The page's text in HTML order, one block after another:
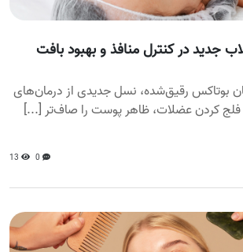
جدید در کنترل منافذ و بهبود بافت
بوتاکس رقیق‌شده، نسل جدیدی از درمان‌های
فلج کردن عضلات، ظاهر پوست را صاف‌تر [...]
0
13